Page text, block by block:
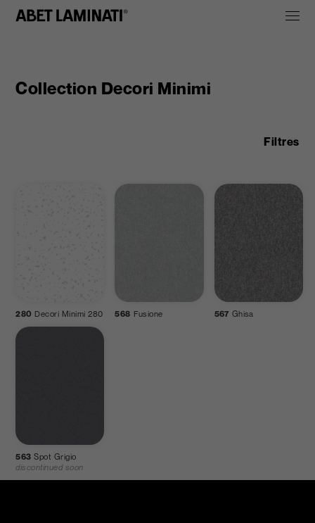
Sei Zodia
Collection Decori Minimi
Filtres
280 Decori Minimi 280 568 Fusione 567 Ghisa
563 Spot Grigio
discontinued soon